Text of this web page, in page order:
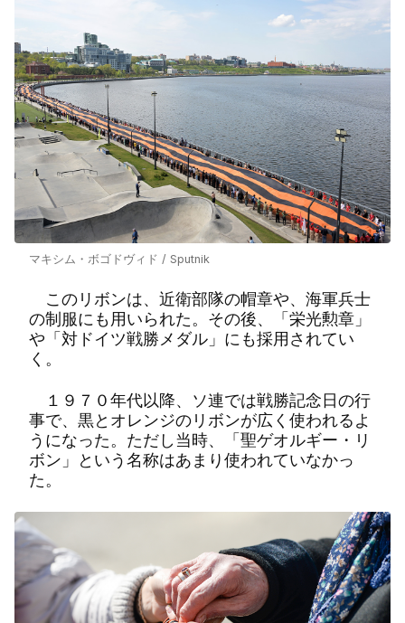
マキシム・ボゴドヴィド / Sputnik
このリボンは、近衛部隊の帽章や、海軍兵士
の制服にも用いられた。その後、「栄光勲章」
や「対ドイツ戦勝メダル」にも採用されてい
く。
１９７０年代以降、ソ連では戦勝記念日の行
事で、黒とオレンジのリボンが広く使われるよ
うになった。ただし当時、「聖ゲオルギー・リ
ボン」という名称はあまり使われていなかっ
た。